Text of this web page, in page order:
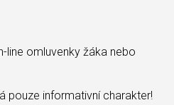
line omluvenky žáka nebo
pouze informativní charakter!